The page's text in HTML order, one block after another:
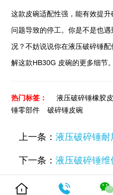
这款皮碗适配性强，能有效提
问题导致的停工。你是不是也
况？不妨说说你在液压破碎锤
解这款HB30G 皮碗的更多细节。
热门标签： 液压破碎锤橡胶
锤零部件
破碎锤皮碗
上一条：液压破碎锤耐用关键！
下一条：液压破碎锤维保关键：